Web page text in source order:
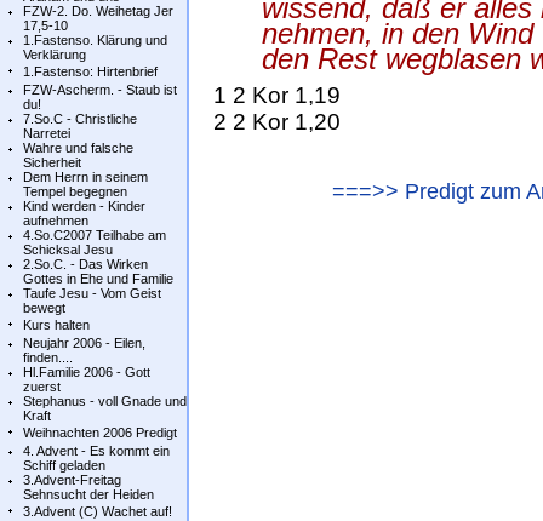
FZW-2. Do. Weihetag Jer
17,5-10
1.Fastenso. Klärung und
Verklärung
1.Fastenso: Hirtenbrief
FZW-Ascherm. - Staub ist
du!
7.So.C - Christliche
Narretei
Wahre und falsche
Sicherheit
Dem Herrn in seinem
Tempel begegnen
Kind werden - Kinder
aufnehmen
4.So.C2007 Teilhabe am
Schicksal Jesu
2.So.C. - Das Wirken
Gottes in Ehe und Familie
Taufe Jesu - Vom Geist
bewegt
Kurs halten
Neujahr 2006 - Eilen,
finden....
Hl.Familie 2006 - Gott
zuerst
Stephanus - voll Gnade und
Kraft
Weihnachten 2006 Predigt
4. Advent - Es kommt ein
Schiff geladen
3.Advent-Freitag
Sehnsucht der Heiden
3.Advent (C) Wachet auf!
nehmen, in den
den Rest wegblasen
1 2 Kor 1,19
2 2 Kor 1,20
===>> Predigt zum